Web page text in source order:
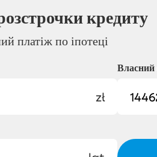
кредиту
платіж по іпотеці
zł
Власний